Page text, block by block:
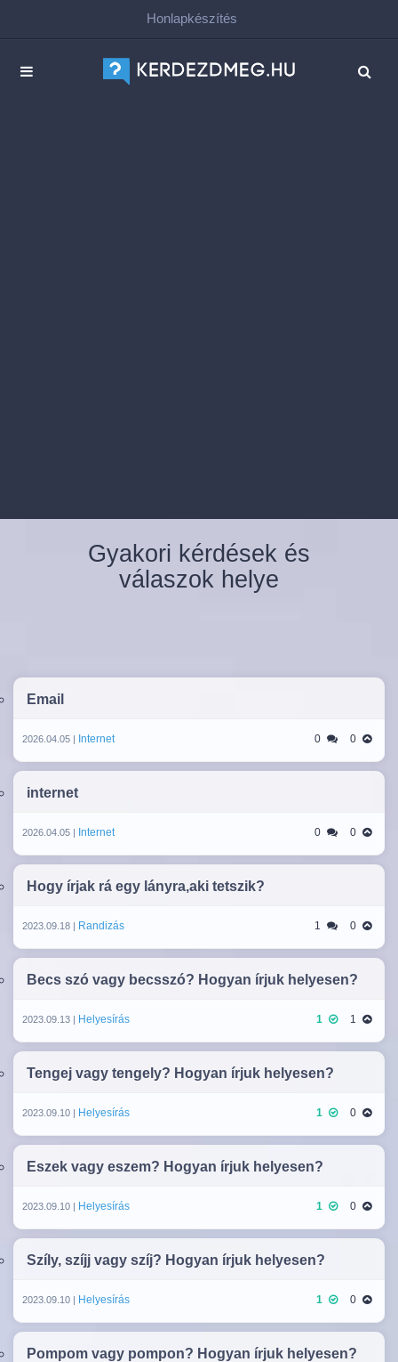
Honlapkészítés
Gyakori kérdések és
válaszok helye
Email
2026.04.05 | Internet 0 0
internet
2026.04.05 | Internet 0 0
Hogy írjak rá egy lányra,aki tetszik?
2023.09.18 | Randizás 1 0
Becs szó vagy becsszó? Hogyan írjuk helyesen?
2023.09.13 | Helyesírás 1 1
Tengej vagy tengely? Hogyan írjuk helyesen?
2023.09.10 | Helyesírás 1 0
Eszek vagy eszem? Hogyan írjuk helyesen?
2023.09.10 | Helyesírás 1 0
Szíly, szíjj vagy szíj? Hogyan írjuk helyesen?
2023.09.10 | Helyesírás 1 0
Pompom vagy pompon? Hogyan írjuk helyesen?